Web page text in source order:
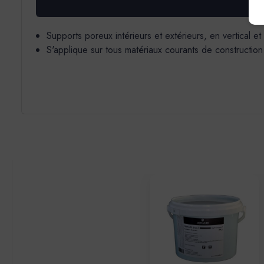
Supports poreux intérieurs et extérieurs, en vertical
S'applique sur tous matériaux courants de